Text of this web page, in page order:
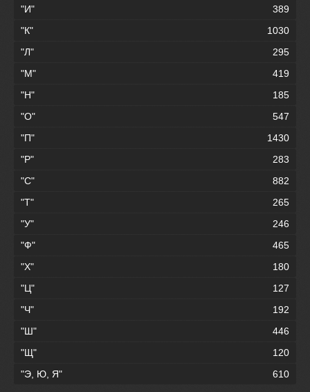
"И"
389
"К"
1030
"Л"
295
"М"
419
"Н"
185
"О"
547
"П"
1430
"Р"
283
"С"
882
"Т"
265
"У"
246
"Ф"
465
"Х"
180
"Ц"
127
"Ч"
192
"Ш"
446
"Щ"
120
"Э, Ю, Я"
610